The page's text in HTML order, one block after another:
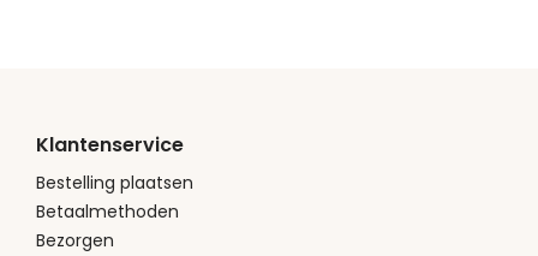
Klantenservice
Bestelling plaatsen
Betaalmethoden
Bezorgen